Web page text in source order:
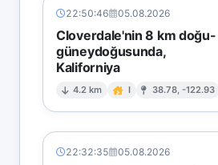
22:50:46 05.08.2026
Cloverdale'nin 8 km doğu-
güneydoğusunda,
Kaliforniya
4.2 km I 38.78, -122.93
22:32:35 05.08.2026